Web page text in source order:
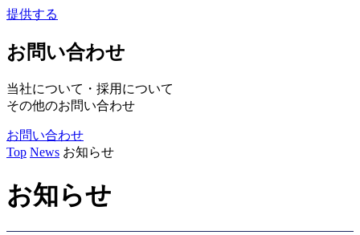
提供する
お問い合わせ
当社について・採用について
その他のお問い合わせ
お問い合わせ
Top News お知らせ
お知らせ